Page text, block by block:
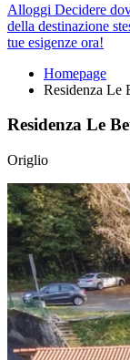
Alloggi Decidere
della destinazione
tue esigenze ora!
Homepage
Residenza Le
Residenza Le
Origlio